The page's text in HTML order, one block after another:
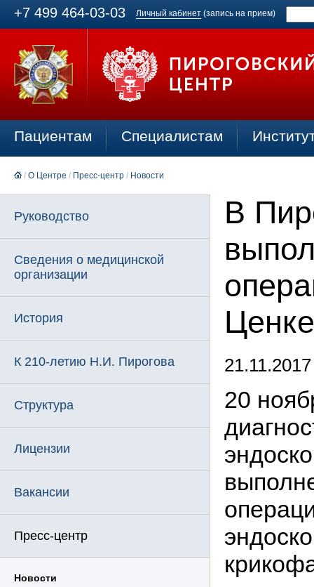
+7 499 464-03-03 Личный кабинет (запись на прием)
Пациентам Специалистам
/ О Центре / Пресс-центр / Новости
Руководство
Сведения о медицинской
организации
История
К 210-летию Н.И. Пирогова
Структура
Лицензии
Вакансии
Пресс-центр
Новости
В
21.11.2017
20